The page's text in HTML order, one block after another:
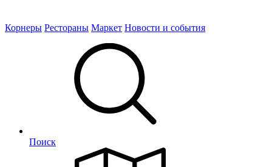
Корнеры Рестораны Маркет Новости и события
Поиск